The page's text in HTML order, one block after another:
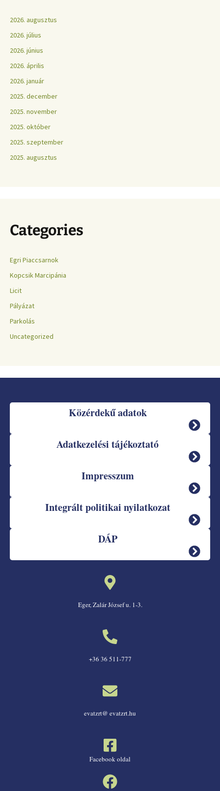
2026. augusztus
2026. július
2026. június
2026. április
2026. január
2025. december
2025. november
2025. október
2025. szeptember
2025. augusztus
Categories
Egri Piaccsarnok
Kopcsik Marcipánia
Licit
Pályázat
Parkolás
Uncategorized
Közérdekű adatok
Adatkezelési tájékoztató
Impresszum
Integrált politikai nyilatkozat
DÁP
Eger, Zalár József u. 1-3.
+36 36 511-777
evatzrt@ evatzrt.hu
Facebook oldal